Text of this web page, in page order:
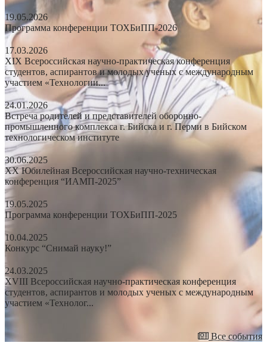
19.05.2026
Программа конференции ТОХБиПП-2026
17.03.2026
XIX Всероссийская научно-практическая конференция
студентов, аспирантов и молодых ученых с международным
участием «Технологии...
24.01.2026
Встреча родителей и представителей оборонно-
промышленного комплекса г. Бийска и г. Перми в Бийском
технологическом институте
30.06.2025
XX Юбилейная Всероссийская научно-техническая
конференция “ИАМП-2025”
19.05.2025
Программа конференции ТОХБиПП-2025
10.04.2025
Конкурс “Снимай науку!”
24.03.2025
XVIII Всероссийская научно-практическая конференция
студентов, аспирантов и молодых ученых с международным
участием «Технолог...
Все события